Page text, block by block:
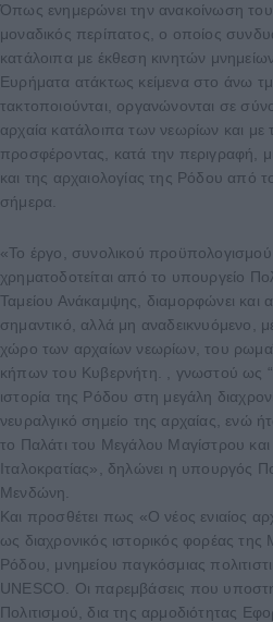
Όπως ενημερώνει την ανακοίνωση
μοναδικός περίπατος, ο οποίος
κατάλοιπα με έκθεση κινητών
Ευρήματα ατάκτως κείμενα στο άνω
τακτοποιούνται, οργανώνονται σε
αρχαία κατάλοιπα των νεωρίων και
προσφέροντας, κατά την περιγραφή,
και της αρχαιολογίας της Ρόδου από
σήμερα.
«Το έργο, συνολικού
χρηματοδοτείται από το υπουργείο
Ταμείου Ανάκαμψης, διαμορφώνει και
σημαντικό, αλλά μη αναδεικνυόμενο,
χώρο των αρχαίων νεωρίων, του
κήπων του Κυβερνήτη. , γνωστού ως
ιστορία της Ρόδου στη μεγάλη
νευραλγικό σημείο της αρχαίας, ενώ
το Παλάτι του Μεγάλου Μαγίστρου και
Ιταλοκρατίας», δηλώνει η υπουργός
Μενδώνη.
Και προσθέτει πως «Ο νέος ενιαίος
ως διαχρονικός ιστορικός φορέας
Ρόδου, μνημείου παγκόσμιας
UNESCO. Οι παρεμβάσεις που
Πολιτισμού, δια της αρμοδιότητας